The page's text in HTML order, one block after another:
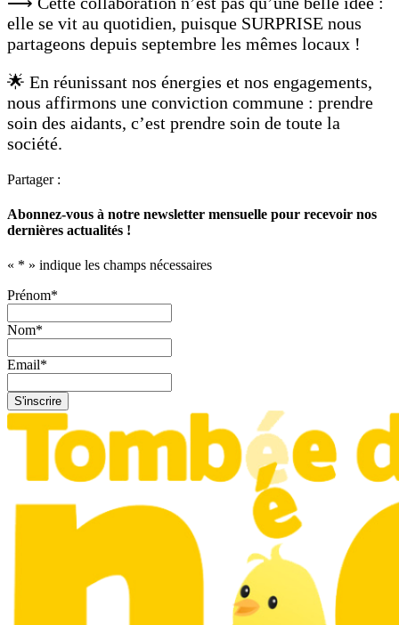
elle se vit au quotidien, puisque SURPRISE nous
partageons depuis septembre les mêmes locaux !
🌟 En réunissant nos énergies et nos engagements,
nous affirmons une conviction commune : prendre
soin des aidants, c’est prendre soin de toute la
société.
Partager :
Abonnez-vous à notre newsletter mensuelle pour recevoir nos
dernières actualités !
« * » indique les champs nécessaires
Prénom*
Nom*
Email*